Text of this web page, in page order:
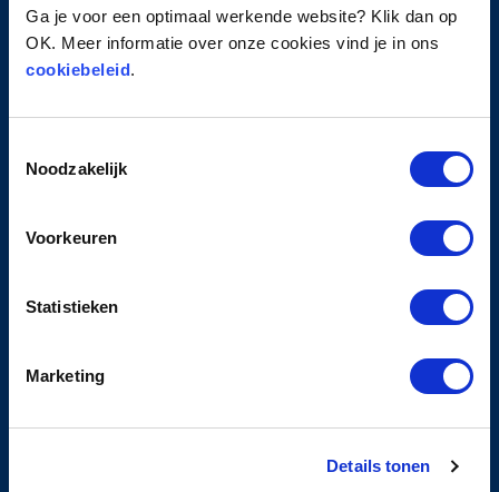
Ga je voor een optimaal werkende website? Klik dan op
OK. Meer informatie over onze cookies vind je in ons
cookiebeleid.
Noodzakelijk
Voorkeuren
Statistieken
Marketing
Details tonen
HOOFDMENU
Over ProTurn
Werkwijze
Contact
PRIVACY
Privacyverklaring
Klachten- en geschillenreglement